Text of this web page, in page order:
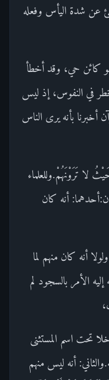
عن شدة اليأس وفعله
كائن حي، وقد أخطأ
في النفوس، إذ ليس
بأنه يرى الناس
لا تَرَوْنَهُمْ.وللعلماء
أنه كان
أنه كان منهم لما
الأمر بالسجود لم
تحت اسم المستثنى
أنه ليس منهم